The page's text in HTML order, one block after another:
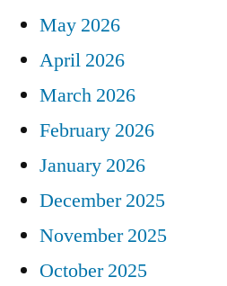
May 2026
April 2026
March 2026
February 2026
January 2026
December 2025
November 2025
October 2025